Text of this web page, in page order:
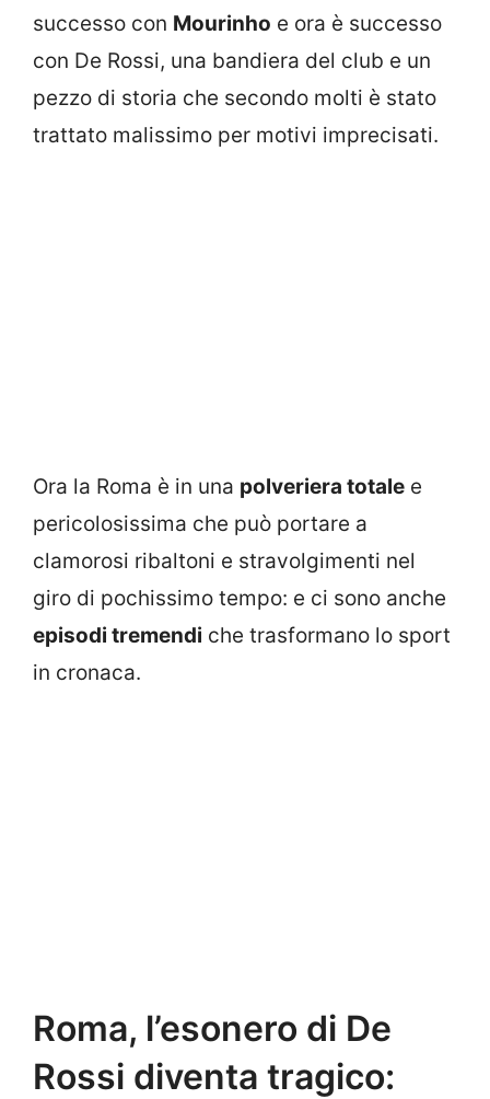
successo con Mourinho e ora è successo
con De Rossi, una bandiera del club e un
pezzo di storia che secondo molti è stato
trattato malissimo per motivi imprecisati.
Ora la Roma è in una polveriera totale e
pericolosissima che può portare a
clamorosi ribaltoni e stravolgimenti nel
giro di pochissimo tempo: e ci sono anche
episodi tremendi che trasformano lo sport
in cronaca.
Roma, l’esonero di De
Rossi diventa tragico: